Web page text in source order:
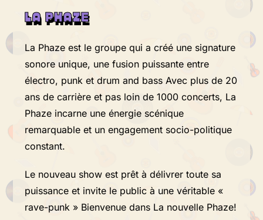
LA PHAZE
La Phaze est le groupe qui a créé une signature
sonore unique, une fusion puissante entre
électro, punk et drum and bass Avec plus de 20
ans de carrière et pas loin de 1000 concerts, La
Phaze incarne une énergie scénique
remarquable et un engagement socio-politique
constant.
Le nouveau show est prêt à délivrer toute sa
puissance et invite le public à une véritable «
rave-punk » Bienvenue dans La nouvelle Phaze!